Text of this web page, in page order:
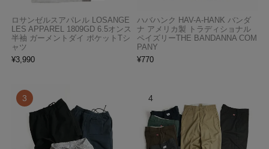
ロサンゼルスアパレル LOSANGE
LES APPAREL 1809GD 6.5オンス
半袖 ガーメントダイ ポケットTシ
ャツ
¥3,990
ハバハンク HAV-A-HANK バンダ
ナ アメリカ製 トラディショナル
ペイズリーTHE BANDANNA COM
PANY
¥770